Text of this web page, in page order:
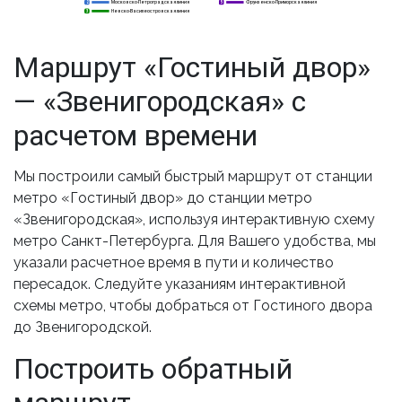
Невско-Василеостровская линия
2
3
5
2
3
Маршрут «Гостиный двор»
— «Звенигородская» с
расчетом времени
Мы построили самый быстрый маршрут от станции
метро «Гостиный двор» до станции метро
«Звенигородская», используя интерактивную схему
метро Санкт-Петербурга. Для Вашего удобства, мы
указали расчетное время в пути и количество
пересадок. Следуйте указаниям интерактивной
схемы метро, чтобы добраться от Гостиного двора
до Звенигородской.
Построить обратный